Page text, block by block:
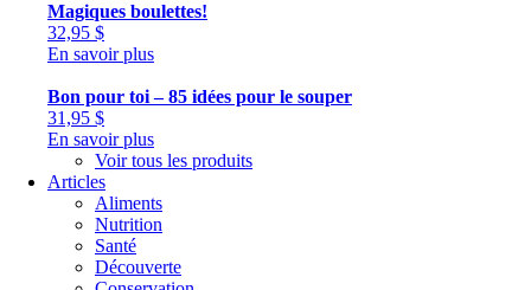
Magiques boulettes!
32,95 $
En savoir plus
Bon pour toi – 85 idées pour le souper
31,95 $
En savoir plus
Voir tous les produits
Articles
Aliments
Nutrition
Santé
Découverte